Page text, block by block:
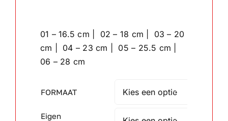
Rozetten
€19.80
01 – 16.5 cm | 02 – 18 cm | 03 – 20
cm | 04 – 23 cm | 05 – 25.5 cm |
06 – 28 cm
FORMAAT 
Eigen